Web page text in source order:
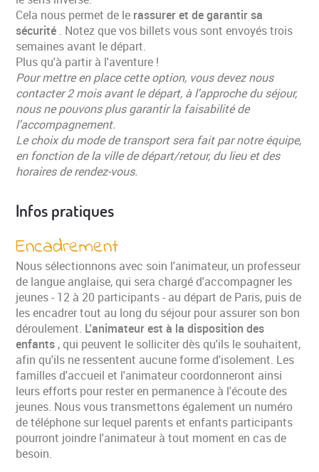
Cela nous permet de le rassurer et de garantir sa
sécurité . Notez que vos billets vous sont envoyés trois
semaines avant le départ.
Plus qu'à partir à l'aventure !
Pour mettre en place cette option, vous devez nous
contacter 2 mois avant le départ, à l'approche du séjour,
nous ne pouvons plus garantir la faisabilité de
l'accompagnement.
Le choix du mode de transport sera fait par notre équipe,
en fonction de la ville de départ/retour, du lieu et des
horaires de rendez-vous.
Infos pratiques
Encadrement
Nous sélectionnons avec soin l'animateur, un professeur
de langue anglaise, qui sera chargé d'accompagner les
jeunes - 12 à 20 participants - au départ de Paris, puis de
les encadrer tout au long du séjour pour assurer son bon
déroulement. L'animateur est à la disposition des
enfants , qui peuvent le solliciter dès qu'ils le souhaitent,
afin qu'ils ne ressentent aucune forme d'isolement. Les
familles d'accueil et l'animateur coordonneront ainsi
leurs efforts pour rester en permanence à l'écoute des
jeunes. Nous vous transmettons également un numéro
de téléphone sur lequel parents et enfants participants
pourront joindre l'animateur à tout moment en cas de
besoin.